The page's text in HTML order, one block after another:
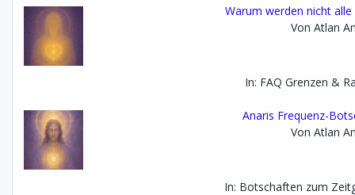
Warum werden nicht
Von Atlan
In: FAQ Grenzen &
Anaris Frequenz-
Von Atlan
In: Botschaften zum